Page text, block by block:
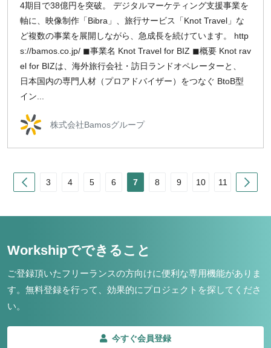
4期目で38億円を突破。 デジタルマーケティング支援事業を
軸に、映像制作「Bibra」、旅行サービス「Knot Travel」な
ど複数の事業を展開しながら、急成長を続けています。 http
s://bamos.co.jp/ ◼事業名 Knot Travel for BIZ ◼概要 Knot rav
el for BIZは、海外旅行会社・訪日ランドオペレーターと、
日本国内の専門人材（プロアドバイザー）をつなぐ BtoB型
イン...
株式会社Bamosグループ
Prev
3 4 5 6 7 8 9 10 11
Workshipでできること
ご登録頂いたフリーランスの方向けに便利な専用機能がありま
す。 無料登録を行って、効果的にプロジェクトを探してくださ
い。
今すぐ会員登録